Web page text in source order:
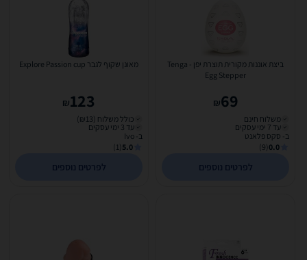
ביצת אוננות מקורית תוצרת יפן Tenga -
Egg Stepper
69
₪
משלוח חינם
עד 7 ימי עסקים
ב- סקס פלאנט
0.0
(9)
לפרטים נוספים
מאונן שקוף לגבר Explore Passion cup
123
₪
כולל משלוח (₪13)
עד 3 ימי עסקים
ב- Ivo
5.0
(1)
לפרטים נוספים